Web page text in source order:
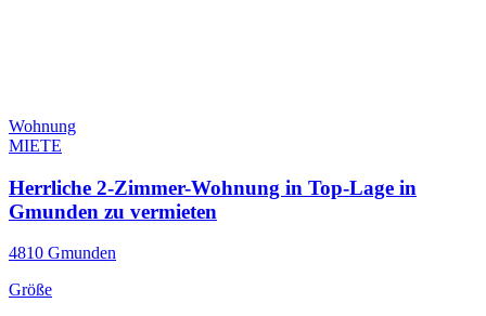
Wohnung
MIETE
Herrliche 2-Zimmer-Wohnung in Top-Lage in
Gmunden zu vermieten
4810 Gmunden
Größe